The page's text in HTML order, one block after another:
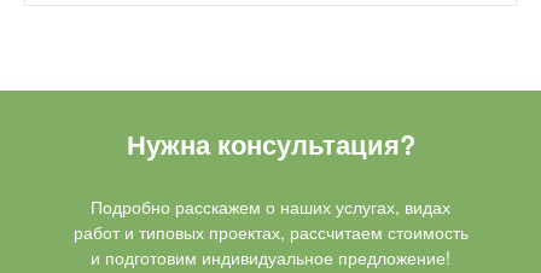
Нужна консультация?
Подробно расскажем о наших услугах, видах
работ и типовых проектах, рассчитаем стоимость
и подготовим индивидуальное предложение!